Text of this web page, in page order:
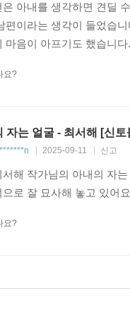
아내를 생각하면 견딜
편이라는 생각이 들었습
마음이 아프기도 했습니
요?
자는 얼굴 - 최서해 [신
2025-09-11 신고
서해 작가님의 아내의 자
로 잘 묘사해 놓고 있어
요?